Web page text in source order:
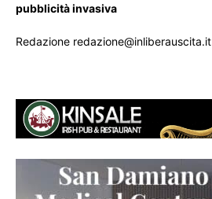
pubblicità invasiva
Redazione redazione@inliberauscita.it